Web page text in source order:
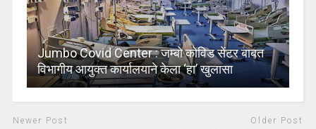
Jumbo Covid Center : जम्बो कोविड सेंटर बाबत
विभागीय आयुक्त कार्यालयाने केला ‘हा’ खुलासा
Newer Post Older Post